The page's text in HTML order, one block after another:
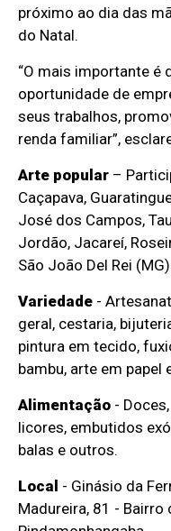
próximo ao dia das
do Natal.
“O mais importante é
oportunidade de
seus trabalhos,
renda familiar”,
Arte popular –
Caçapava,
José dos Campos,
Jordão, Jacareí,
São João Del Rei (MG).
Variedade -
geral, cestaria,
pintura em tecido,
bambu, arte em papel
Alimentação -
licores, embutidos
balas e outros.
Local - Ginásio da
Madureira, 81 - Bairro